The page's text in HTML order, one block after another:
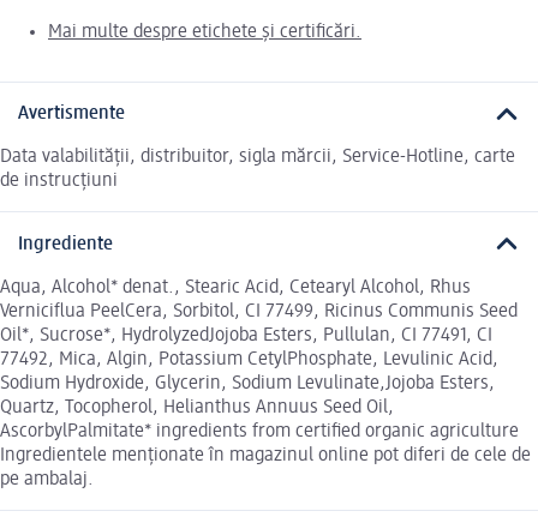
Mai multe despre etichete și certificări.
Avertismente
Data valabilității, distribuitor, sigla mărcii, Service-Hotline, carte
de instrucțiuni
Ingrediente
Aqua, Alcohol* denat., Stearic Acid, Cetearyl Alcohol, Rhus
Verniciflua PeelCera, Sorbitol, CI 77499, Ricinus Communis Seed
Oil*, Sucrose*, HydrolyzedJojoba Esters, Pullulan, CI 77491, CI
77492, Mica, Algin, Potassium CetylPhosphate, Levulinic Acid,
Sodium Hydroxide, Glycerin, Sodium Levulinate,Jojoba Esters,
Quartz, Tocopherol, Helianthus Annuus Seed Oil,
AscorbylPalmitate* ingredients from certified organic agriculture
Ingredientele menționate în magazinul online pot diferi de cele de
pe ambalaj.